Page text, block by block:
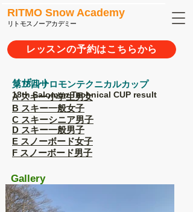
RITMO Snow Academy
リトモスノーアカデミー
レッスンの予約はこちらから
​第18回サロモンテクニカルカップ
リザルト
18th Salomon Technical CUP result
A スキー小学生男女
B スキー一般女子
C スキーシニア男子
D スキー一般男子
E スノーボード女子
F スノーボード男子
Gallery